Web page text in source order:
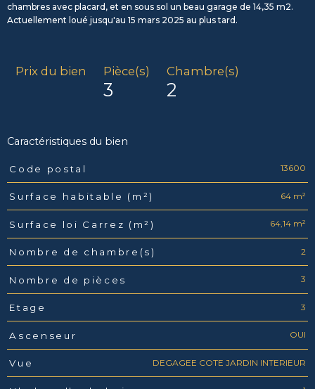
chambres avec placard, et en sous sol un beau garage de 14,35 m2.
Actuellement loué jusqu'au 15 mars 2025 au plus tard.
Prix du bien Pièce(s)
3
Chambre(s)
2
Caractéristiques du bien
Caractéristiques Valeurs
Code postal 13600
Surface habitable (m²) 64 m²
Surface loi Carrez (m²) 64,14 m²
Nombre de chambre(s) 2
Nombre de pièces 3
Etage 3
Ascenseur OUI
Vue DEGAGEE COTE JARDIN INTERIEUR